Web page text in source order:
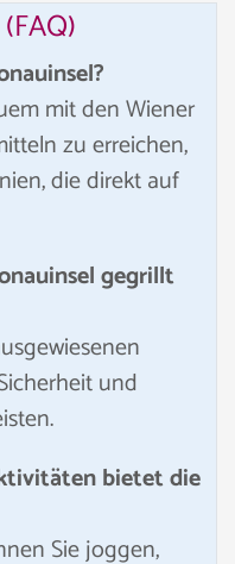
mit den Wiener
zu erreichen,
die direkt auf
gegrillt
und
bietet die
Sie joggen,